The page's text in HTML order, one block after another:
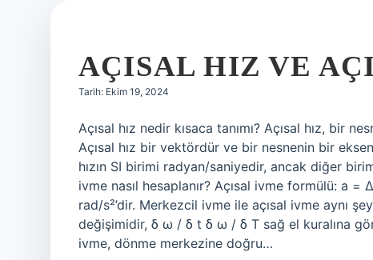
AÇISAL HIZ VE
Tarih: Ekim 19, 2024
Açısal hız nedir kısaca tanımı? Açısal hız, bir
Açısal hız bir vektördür ve bir nesnenin bir
hızın SI birimi radyan/saniyedir, ancak diğer
ivme nasıl hesaplanır? Açısal ivme formülü: a
rad/s²’dir. Merkezcil ivme ile açısal ivme aynı
değişimidir, δ ω / δ t δ ω / δ T sağ el kuralına
ivme, dönme merkezine doğru…